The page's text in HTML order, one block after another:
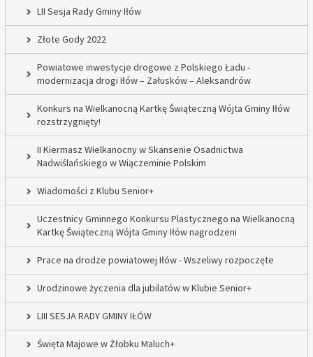
LII Sesja Rady Gminy Iłów
Złote Gody 2022
Powiatowe inwestycje drogowe z Polskiego Ładu -
modernizacja drogi Iłów – Załusków – Aleksandrów
Konkurs na Wielkanocną Kartkę Świąteczną Wójta Gminy Iłów
rozstrzygnięty!
II Kiermasz Wielkanocny w Skansenie Osadnictwa
Nadwiślańskiego w Wiączeminie Polskim
Wiadomości z Klubu Senior+
Uczestnicy Gminnego Konkursu Plastycznego na Wielkanocną
Kartkę Świąteczną Wójta Gminy Iłów nagrodzeni
Prace na drodze powiatowej Iłów - Wszeliwy rozpoczęte
Urodzinowe życzenia dla jubilatów w Klubie Senior+
LIII SESJA RADY GMINY IŁÓW
Święta Majowe w Żłobku Maluch+